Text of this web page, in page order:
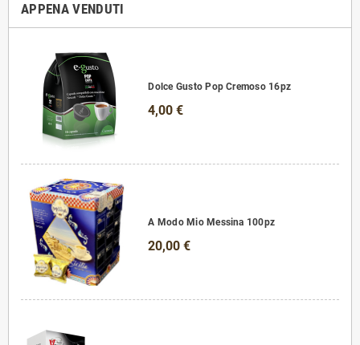
APPENA VENDUTI
Dolce Gusto Pop Cremoso 16pz
4,00 €
A Modo Mio Messina 100pz
20,00 €